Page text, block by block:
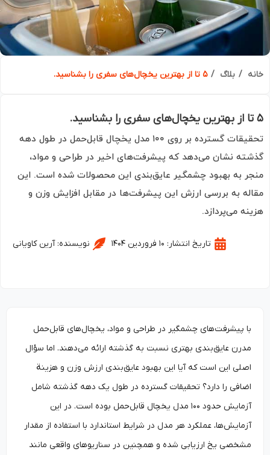
بلاگ ۵ تا از بهترین یخچال‌های سفری را بشناسید.
تحقیقات گسترده بر روی ۱۰۰ مدل یخچال قابل‌حمل در طول دهه
نشان می‌دهد که پیشرفت‌های اخیر در طراحی و مواد،
به بهبود چشمگیر عایق‌بندی این محصولات شده است. این
به بررسی ارزش این پیشرفت‌ها در مقابل افزایش وزن و
می‌پردازد.
تاریخ انتشار: ۱۰ فروردین ۱۴۰۴ نویسنده:آرین کاویانی
با پیشرفت‌های چشمگیر در طراحی و مواد، یخچال‌های قابل‌حمل
مدرن عایق‌بندی بهتری نسبت به گذشته ارائه می‌دهند. اما سؤال
اصلی این است که آیا این بهبود عایق‌بندی ارزش وزن و هزینة
اضافی را دارد؟ تحقیقات گسترده در طول یک دهه گذشته شامل
آزمایش حدود ۱۰۰ مدل یخچال قابل‌حمل بوده است. در این
آزمایش‌ها، عملکرد هر مدل در شرایط استاندارد با استفاده از مقدار
مشخصی یخ ارزیابی شده و همچنین در سناریوهای واقعی مانند